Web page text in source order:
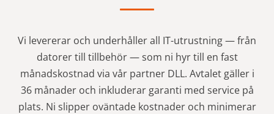
Vi levererar och underhåller all IT-utrustning — från
datorer till tillbehör — som ni hyr till en fast
månadskostnad via vår partner DLL. Avtalet gäller i
36 månader och inkluderar garanti med service på
plats. Ni slipper oväntade kostnader och minimerar